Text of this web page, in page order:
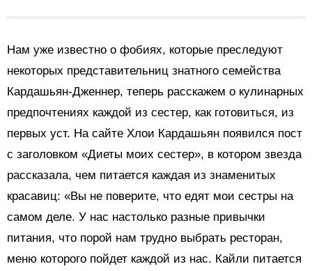
Нам уже известно о фобиях, которые преследуют
некоторых представительниц знатного семейства
Кардашьян-Дженнер, теперь расскажем о кулинарных
предпочтениях каждой из сестер, как готовиться, из
первых уст. На сайте Хлои Кардашьян появился пост
с заголовком «Диеты моих сестер», в котором звезда
рассказала, чем питается каждая из знаменитых
красавиц: «Вы не поверите, что едят мои сестры на
самом деле. У нас настолько разные привычки
питания, что порой нам трудно выбрать ресторан,
меню которого пойдет каждой из нас. Кайли питается